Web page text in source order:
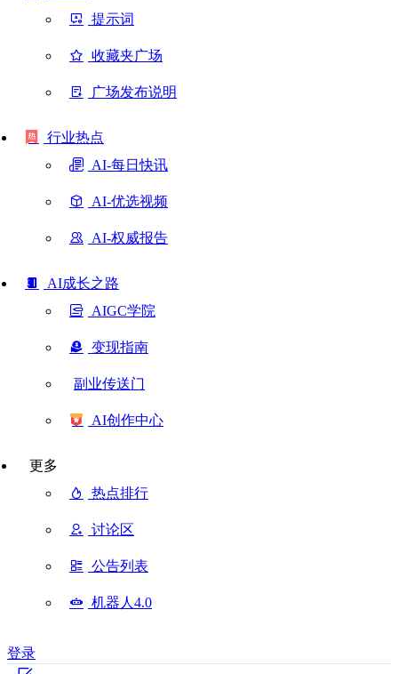
提示词
收藏夹广场
广场发布说明
行业热点
AI-每日快讯
AI-优选视频
AI-权威报告
AI成长之路
AIGC学院
变现指南
副业传送门
AI创作中心
更多
热点排行
讨论区
公告列表
机器人4.0
登录